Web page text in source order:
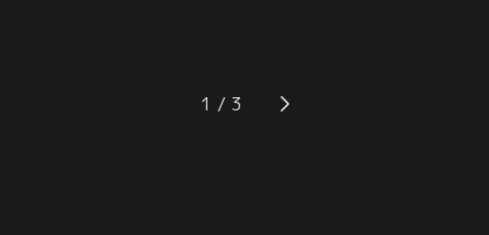
た。舞昼は宵深子の様子から、なぜ
彼女がわざわざ自分を呼びだしたの
いたのはなんと夕奈。夕奈の高校は
今年から共学になり、瓜生はクラス
1